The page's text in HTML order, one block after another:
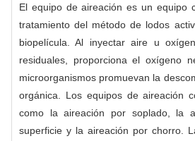
El equipo de aireación es un equipo
tratamiento del método de lodos
biopelícula. Al inyectar aire u
residuales, proporciona el oxígeno
microorganismos promuevan la
orgánica. Los equipos de aireación
como la aireación por soplado, la
superficie y la aireación por chorro.